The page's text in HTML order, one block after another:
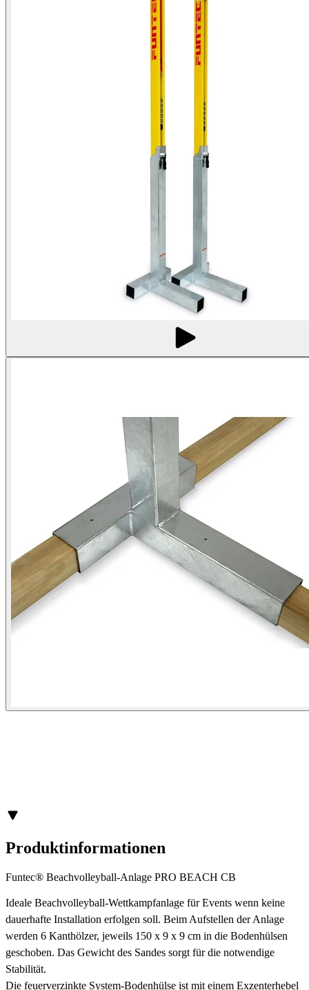
Produktinformationen
Funtec® Beachvolleyball-Anlage PRO BEACH CB
Ideale Beachvolleyball-Wettkampfanlage für Events wenn keine
dauerhafte Installation erfolgen soll. Beim Aufstellen der Anlage
werden 6 Kanthölzer, jeweils 150 x 9 x 9 cm in die Bodenhülsen
geschoben. Das Gewicht des Sandes sorgt für die notwendige
Stabilität.
Die feuerverzinkte System-Bodenhülse ist mit einem Exzenterhebel